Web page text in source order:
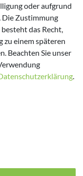
oder aufgrund
Die Zustimmung
das Recht,
zu einem späteren
Beachten Sie unser
.